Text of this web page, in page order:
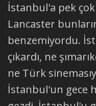
İstanbul'a pek
Lancaster
benzemiyordu.
çıkardı, ne
ne Türk
İstanbul'un gece